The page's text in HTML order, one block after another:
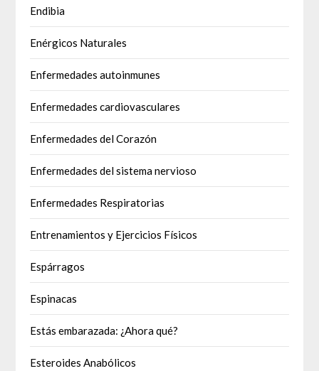
Endibia
Enérgicos Naturales
Enfermedades autoinmunes
Enfermedades cardiovasculares
Enfermedades del Corazón
Enfermedades del sistema nervioso
Enfermedades Respiratorias
Entrenamientos y Ejercicios Físicos
Espárragos
Espinacas
Estás embarazada: ¿Ahora qué?
Esteroides Anabólicos